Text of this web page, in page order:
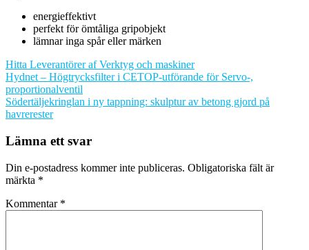
energieffektivt
perfekt för ömtåliga gripobjekt
lämnar inga spår eller märken
Hitta Leverantörer af Verktyg och maskiner
Inläggsnavigering
Hydnet – Högtrycksfilter i CETOP-utförande för Servo-,
proportionalventil
Södertäljekringlan i ny tappning: skulptur av betong gjord på
havrerester
Lämna ett svar
Din e-postadress kommer inte publiceras. Obligatoriska fält är
märkta *
Kommentar *